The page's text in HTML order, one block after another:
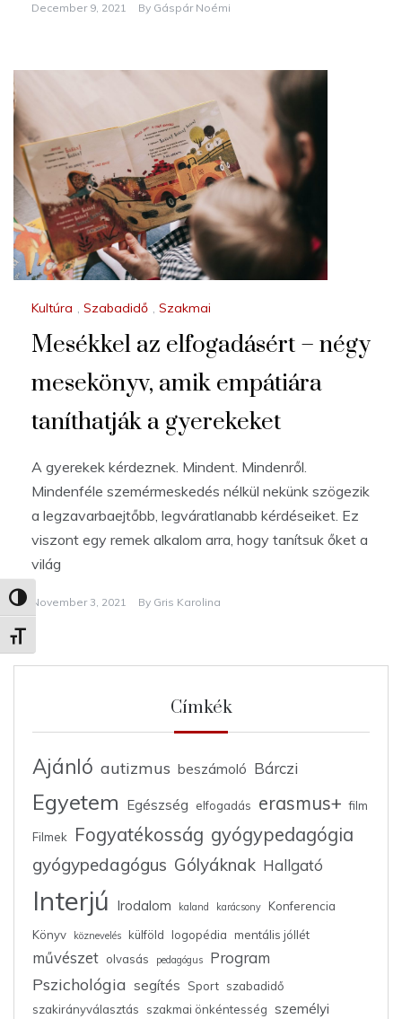
Nagy kontraszt váltása
Betűméret váltása
December 9, 2021 By Gáspár Noémi
Kultúra , Szabadidő , Szakmai
Mesékkel az elfogadásért – négy
mesekönyv, amik empátiára
taníthatják a gyerekeket
A gyerekek kérdeznek. Mindent. Mindenről.
Mindenféle szemérmeskedés nélkül nekünk szögezik
a legzavarbaejtőbb, legváratlanabb kérdéseiket. Ez
viszont egy remek alkalom arra, hogy tanítsuk őket a
világ
November 3, 2021 By Gris Karolina
Címkék
Ajánló autizmus beszámoló Bárczi
Egyetem Egészség elfogadás erasmus+ film
Filmek Fogyatékosság gyógypedagógia
gyógypedagógus Gólyáknak Hallgató
Interjú Irodalom kaland karácsony
Konferencia
Könyv
köznevelés külföld logopédia mentális jóllét
művészet olvasás pedagógus Program
Pszichológia segítés Sport szabadidő
szakirányválasztás
szakmai önkéntesség személyi